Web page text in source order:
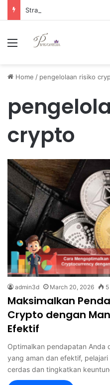
Menu
Home / pengelolaan risiko
crypto
admin3d March 20, 2026 5
Maksimalkan
Crypto dengan
Efektif
Optimalkan pendapatan
yang aman dan efektif,
cerdas dan tingkatkan